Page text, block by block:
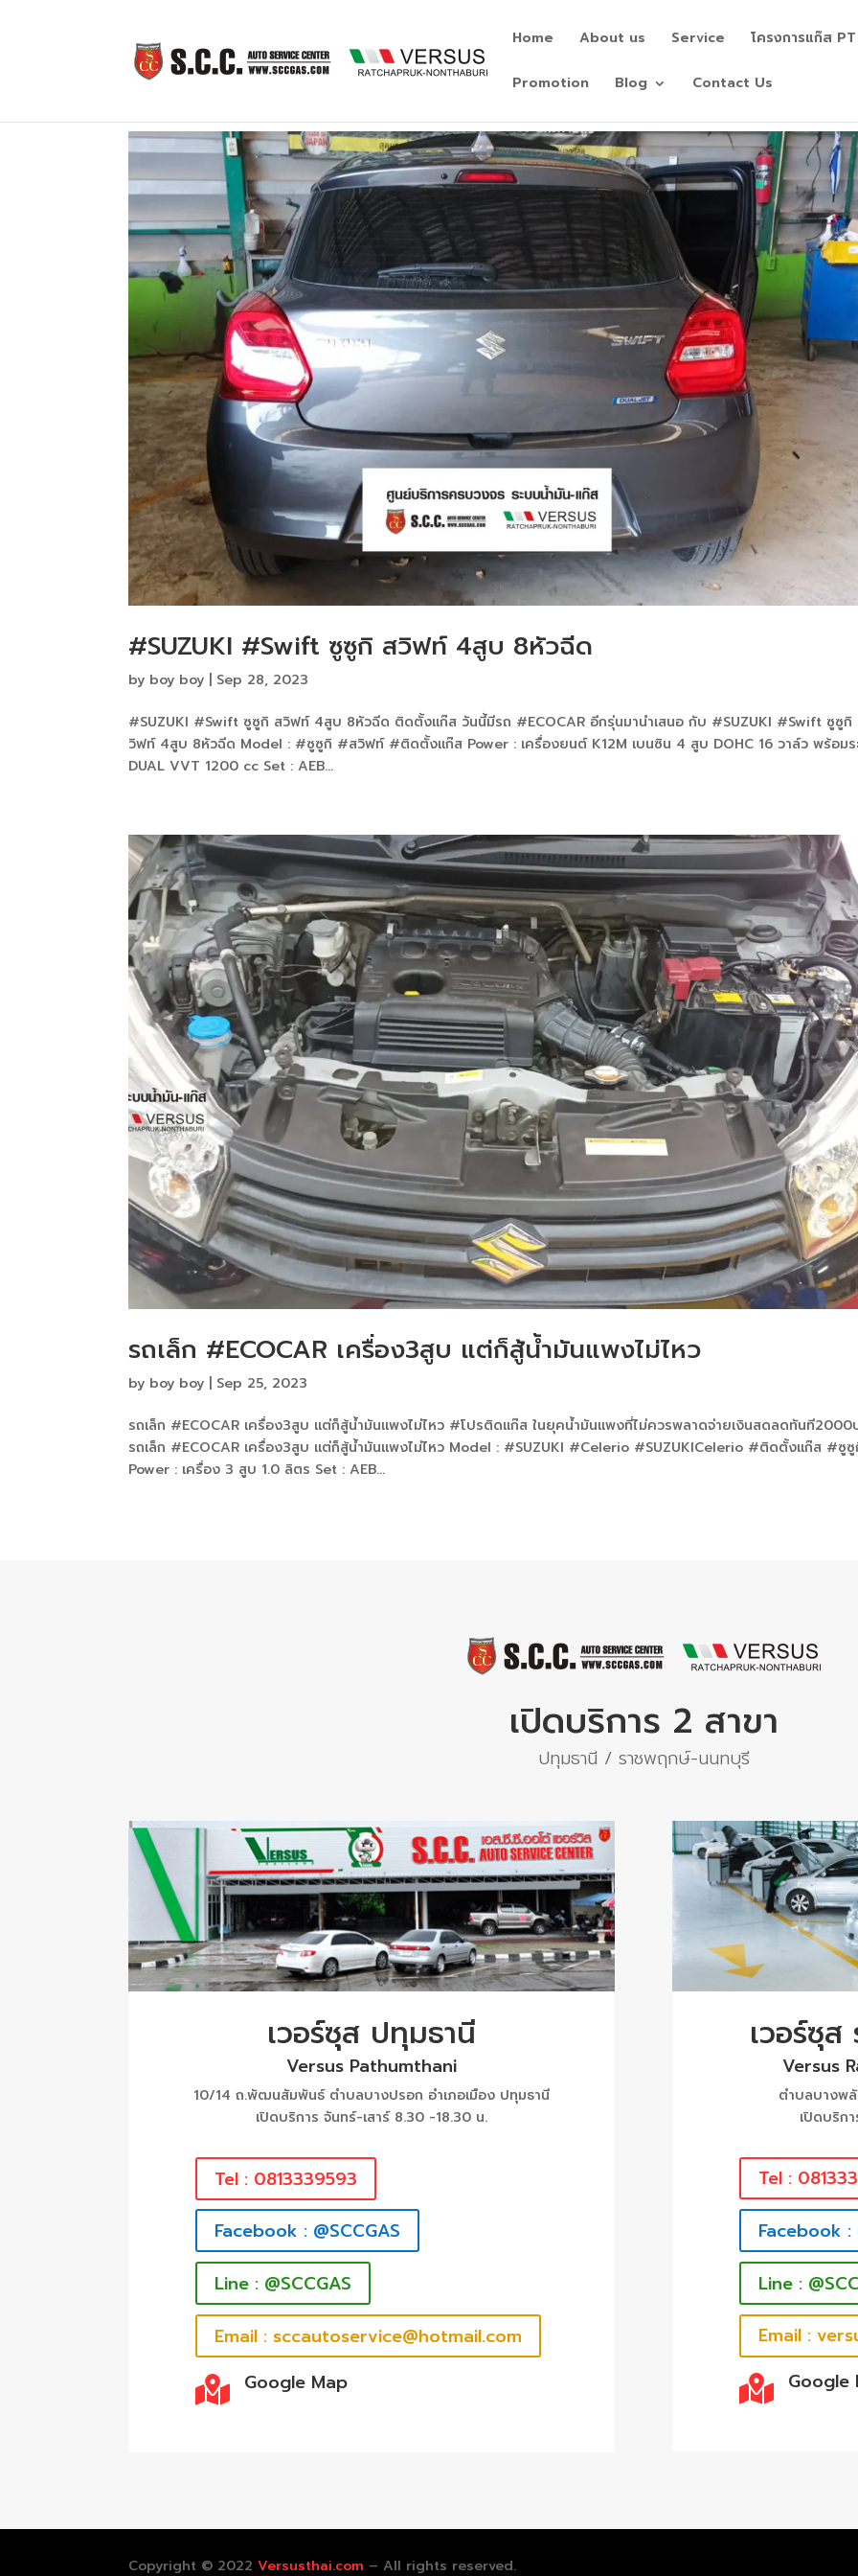
Home About us Service โครงการแก๊ส PT
Promotion Blog Contact Us
#SUZUKI #Swift ซูซูกิ สวิฟท์ 4สูบ 8หัวฉีด
by boy boy | Sep 28, 2023
#SUZUKI #Swift ซูซูกิ สวิฟท์ 4สูบ 8หัวฉีด ติดตั้งแก๊ส วันนี้มีรถ #ECOCAR อีกรุ่นมานำเสนอ กับ #SUZUKI #Swift ซูซูกิ
วิฟท์ 4สูบ 8หัวฉีด Model : #ซูซูกิ #สวิฟท์ #ติดตั้งแก๊ส Power : เครื่องยนต์ K12M เบนซิน 4 สูบ DOHC 16 วาล์ว พร้อมร
DUAL VVT 1200 cc Set : AEB...
รถเล็ก #ECOCAR เครื่อง3สูบ แต่ก็สู้น้ำมันแพงไม่ไหว
by boy boy | Sep 25, 2023
รถเล็ก #ECOCAR เครื่อง3สูบ แต่ก็สู้น้ำมันแพงไม่ไหว #โปรติดแก๊ส ในยุคน้ำมันแพงที่ไม่ควรพลาดจ่ายเงินสดลดทันที2000
รถเล็ก #ECOCAR เครื่อง3สูบ แต่ก็สู้น้ำมันแพงไม่ไหว Model : #SUZUKI #Celerio #SUZUKICelerio #ติดตั้งแก๊ส #ซูซู
Power : เครื่อง 3 สูบ 1.0 ลิตร Set : AEB...
เปิดบริการ 2 สาขา
ปทุมธานี / ราชพฤกษ์-นนทบุรี
เวอร์ซุส ปทุมธานี
Versus Pathumthani
10/14 ถ.พัฒนสัมพันธ์ ตำบลบางปรอก อำเภอเมือง ปทุมธานี
เปิดบริการ จันทร์-เสาร์ 8.30 -18.30 น.
Tel : 0813339593
Facebook : @SCCGAS
Line : @SCCGAS
Email : sccautoservice@hotmail.com
 Google Map
เวอร์ซุ
Versus
ตำบลบางพลั
เปิดบริก
Tel :
Facebook :
Line :
Email :
 Google
Copyright © 2022Versusthai.com – All rights reserved.